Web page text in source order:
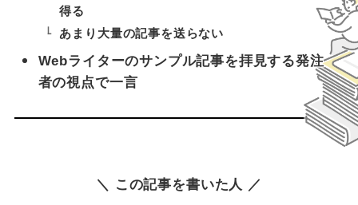
得る
あまり大量の記事を送らない
Webライターのサンプル記事を拝見する発注
者の視点で一言
＼ この記事を書いた人 ／